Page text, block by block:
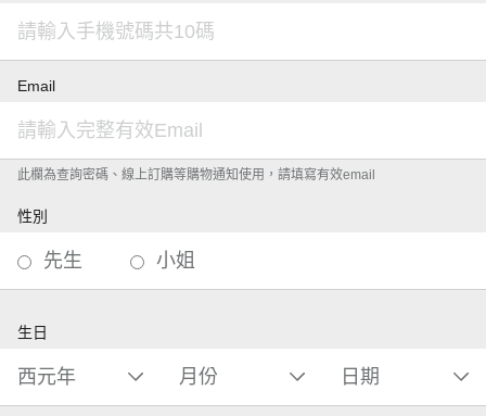
Email
此欄為查詢密碼、線上訂購等購物通知使用，請填寫有效email
性別
先生 小姐
生日